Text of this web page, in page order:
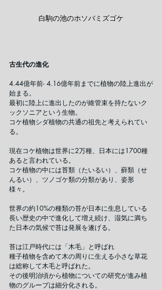
白駒の池のホソバミズゴケ
古生代の進化
4.44億年前- 4.16億年前までに植物の陸上進出が
始まる。
最初に陸上に進出したのが維管束を持たないク
ックソニアという生物。
コケ植物シダ植物の共通の祖先と考えられてい
る。
現在コケ植物は世界に2万種、日本には1700種
あると言われている。
コケ植物の中には苔類（たいるい）、蘚類（せ
んるい）、ツノゴケ類の分類があり、姿形
様々。
世界の約10%の種類の苔が日本に生息している
長い歴史の中で進化して増え続け、湿気に満ち
た日本の気候で苔は発展を遂げる。
苔は江戸時代には「木毛」と呼ばれ
種子植物を含めて木の周りに生える小さな草花
は総称して木毛と呼ばれた。
その後明治頃から植物についての研究が進み植
物のグループは細分化される。